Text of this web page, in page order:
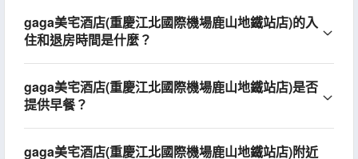
gaga美宅酒店(重慶江北國際機場鹿山地鐵站店)的入
住和退房時間是什麼？
gaga美宅酒店(重慶江北國際機場鹿山地鐵站店)是否
提供早餐？
gaga美宅酒店(重慶江北國際機場鹿山地鐵站店)附近